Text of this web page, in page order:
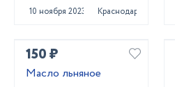
10 ноября 2023 Краснодар
150 ₽
Масло льняное